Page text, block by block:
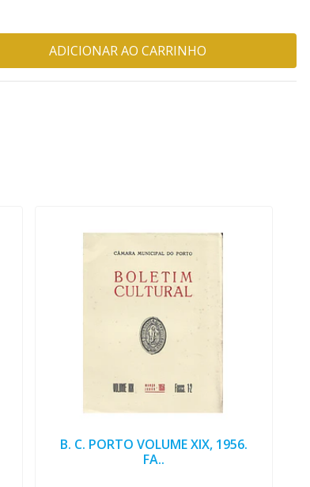
B. C. PORTO VOLUME XIX, 1956.
FA..